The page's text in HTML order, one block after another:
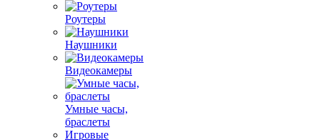
Роутеры
Наушники
Видеокамеры
Умные часы,
браслеты
Игровые